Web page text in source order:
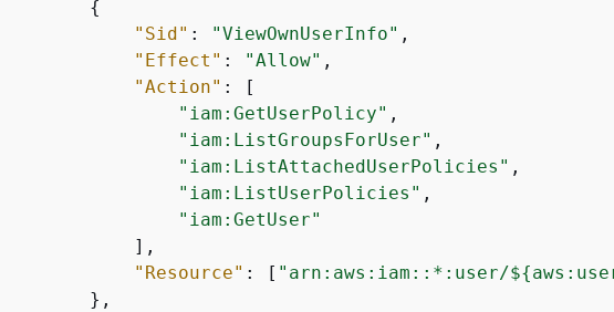
{
"Sid" : "ViewOwnUserInfo" ,
"Effect" : "Allow" ,
"Action" : [
"iam:GetUserPolicy" ,
"iam:ListGroupsForUser" ,
"iam:ListAttachedUserPolicies" ,
"iam:ListUserPolicies" ,
"iam:GetUser"
            ],
"Resource" : [ "arn:aws:iam::*:user/${
        },